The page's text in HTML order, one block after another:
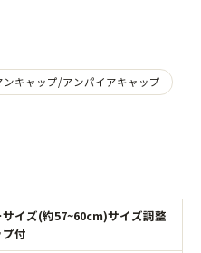
キャップ/アンパイアキャップ
サイズ(約57~60cm)サイズ調整
付